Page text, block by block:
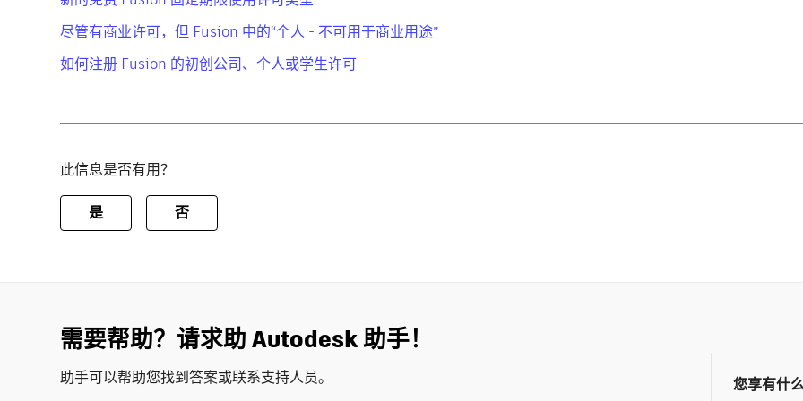
尽管有商业许可，但 Fusion 中的“个人 - 不可用于商业用途”
如何注册 Fusion 的初创公司、个人或学生许可
此信息是否有用？
是 否
需要帮助？请求助 Autodesk 助手！
助手可以帮助您找到答案或联系支持人员。 您享有什